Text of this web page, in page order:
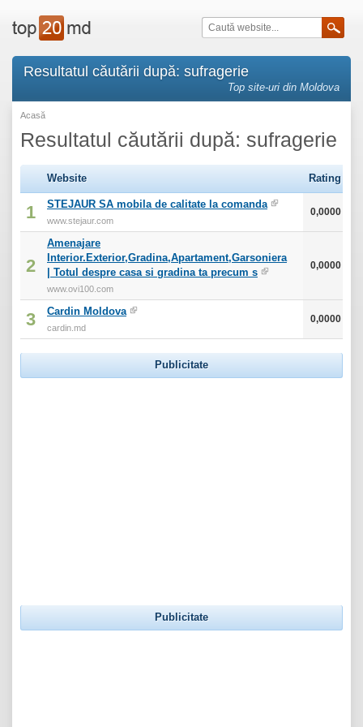
Resultatul căutării după: sufragerie
Top site-uri din Moldova
Acasă
Resultatul căutării după: sufragerie
Website Rating
1 STEJAUR SA mobila de calitate la comanda
www.stejaur.com
0,0000
2
Amenajare
Interior.Exterior,Gradina,Apartament,Garsoniera
| Totul despre casa si gradina ta precum s
www.ovi100.com
0,0000
3 Cardin Moldova
cardin.md
0,0000
Publicitate
Publicitate